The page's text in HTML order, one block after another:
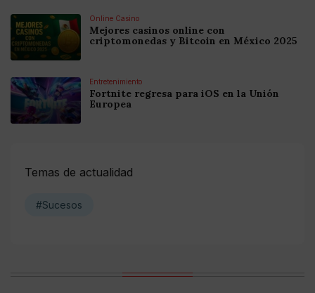
Online Casino
Mejores casinos online con
criptomonedas y Bitcoin en México 2025
Entretenimiento
Fortnite regresa para iOS en la Unión
Europea
Temas de actualidad
#Sucesos